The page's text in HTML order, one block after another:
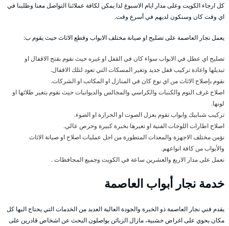
كل ارجاء الكويت وعلى مدار ايام الاسبوع لذا يمكن لكافة عملائنا التواصل معنا وطلبنا في
اي وقت كان وسنكون لديهم في أسرع وقت.
يعمل نجار العاصمة على تصليح او صيانة مختلف الابواب وقطع الاثاث حيث يقوم ب:
تصليح اي عطل في الابواب سواء كان في القفل او غيره حيث نقوم بفتح الاقفال او
تبديلها واعادة تركيب قفل جديد وتغير المسكات التي تعود لتلك الاقفال.
نقوم بإصلاح الاثاث من اي نوع كان في المنازل او المكاتب او الشركات.
اصلاح غرف النوم والكنبات والكراسي والمجالس والديوانيات حيث نقوم بتغير طلائها او
لونها.
تركيب شبابيك وابواب تقوم بعزل الصوت او الحرارة او الضوء.
اصلاح اطارات اللوحات الفنية او تغيرها بخبرة كبيرة وحرص عالي.
نؤمن مختلف الاجهزة والمعدات المتطورة من اجل عمليات اصلاح او صيانة الاثاث
والأبواب من كافة انواعهم.
نعمل على مدار الاربع والعشرين ساعة في الكويت وجميع المحافظات .
خدمة نجار أبواب العاصمة
يقدم فني نجار العاصمة ذو الخبرة والجودة العالية العديد من الخدمات التي يحتاج اليها كل
مكان يحوي على اغراض خشبية، مازال الزبائن يواصلون البحث عن اشخاص قادرين على